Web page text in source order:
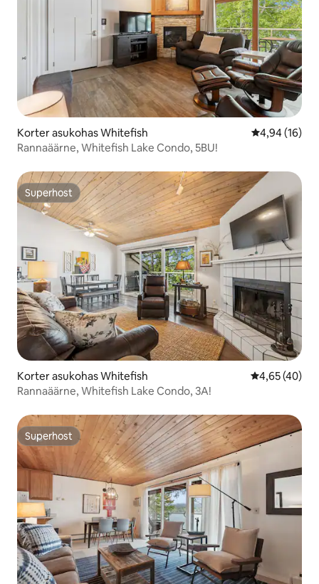
Korter asukohas Whitefish Keskmine
4,94 (16)
Rannaäärne, Whitefish Lake Condo, 5BU!
Superhost
Superhost
Korter asukohas Whitefish Keskmine
4,65 (40)
Rannaäärne, Whitefish Lake Condo, 3A!
Superhost
Superhost